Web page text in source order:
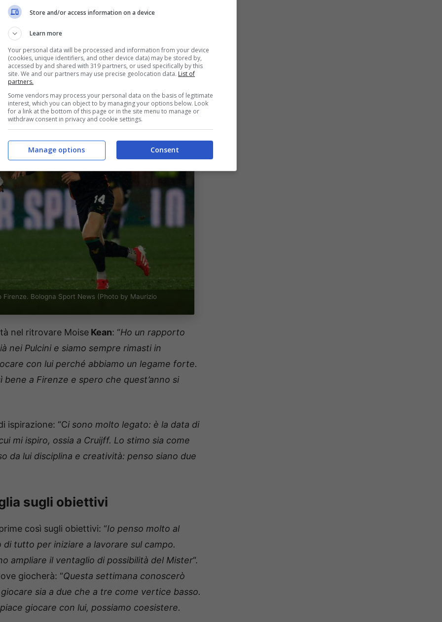
cercato anche da altri club (tra cui il
a Firenze: “
appena si è presentata
Bologna Sport News (Photo by Maurizio
nel ritrovare Moise Kean: “Ho un rapporto
nei Pulcini e siamo sempre rimasti in
con lui perché abbiamo un legame forte.
a Firenze e spero che quest’anno si
ispirazione: “Ci sono molto legato: è la data di
mi ispiro, ossia a Cruijff. Lo stimo sia come
da lui disciplina e creatività: penso siano due
sugli obiettivi
così sugli obiettivi: “Io penso molto al
tutto per iniziare a lavorare sul campo.
ampliare il ventaglio di possibilità del Mister“.
giocherà: “Questa settimana conoscerò
sia a due che a tre come vertice basso.
giocare con lui, possiamo coesistere.
Store and/or access information on a device
Learn more
Your personal data will be processed and information from your device
(cookies, unique identifiers, and other device data) may be stored by,
accessed by and shared with 319 partners, or used specifically by this
site. We and our partners may use precise geolocation data. List of
partners.
Some vendors may process your personal data on the basis of legitimate
interest, which you can object to by managing your options below. Look
for a link at the bottom of this page or in the site menu to manage or
withdraw consent in privacy and cookie settings.
Consent
Manage options